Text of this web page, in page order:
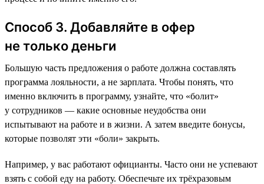
Способ 3. Добавляйте в офер
не только деньги
Большую часть предложения о работе должна составлять
программа лояльности, а не зарплата. Чтобы понять, что
именно включить в программу, узнайте, что «болит»
у сотрудников — какие основные неудобства они
испытывают на работе и в жизни. А затем введите бонусы,
которые позволят эти «боли» закрыть.
Например, у вас работают официанты. Часто они не успевают
взять с собой еду на работу. Обеспечьте их трёхразовым